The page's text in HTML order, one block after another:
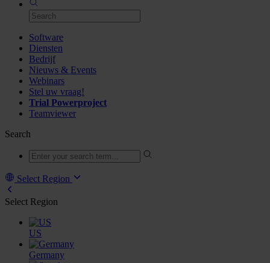
Software
Diensten
Bedrijf
Nieuws & Events
Webinars
Stel uw vraag!
Trial Powerproject
Teamviewer
Search
Select Region
Select Region
US
Germany